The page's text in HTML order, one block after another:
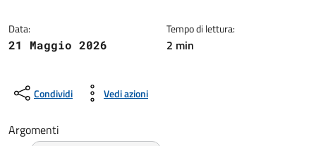
Data:
21 Maggio 2026
Tempo di lettura:
2 min
Condividi Vedi azioni
Argomenti